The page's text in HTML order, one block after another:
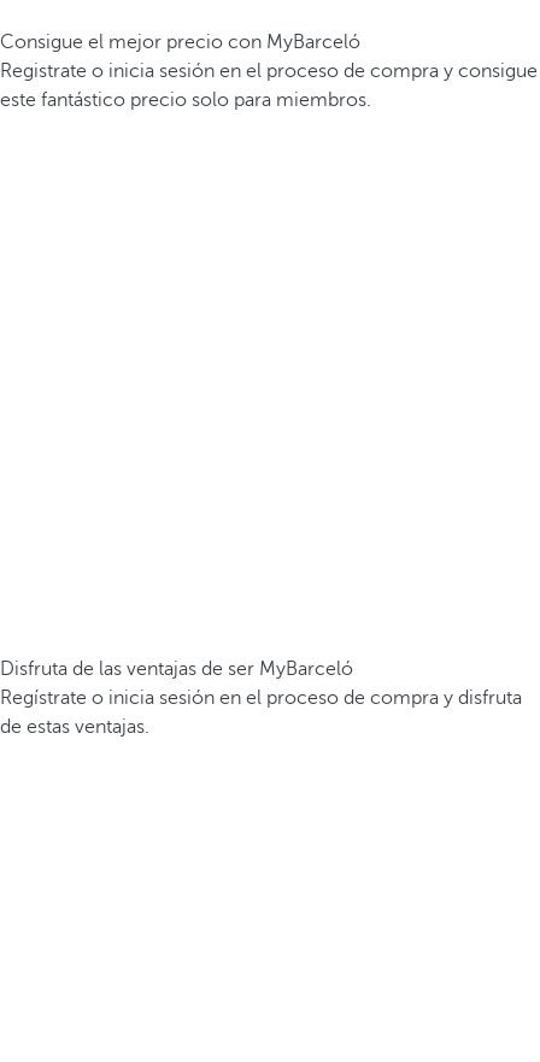
Consigue el mejor precio con MyBarceló
Registrate o inicia sesión en el proceso de compra y consigue
este fantástico precio solo para miembros.
Disfruta de las ventajas de ser MyBarceló
Regístrate o inicia sesión en el proceso de compra y disfruta
de estas ventajas.